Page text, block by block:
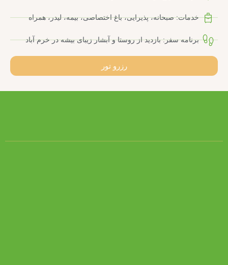
خدمات: صبحانه، پذیرایی، باغ اختصاصی، بیمه، لیدر، همراه
برنامه سفر: بازدید از روستا و آبشار زیبای بیشه در خرم آباد
رزرو تور